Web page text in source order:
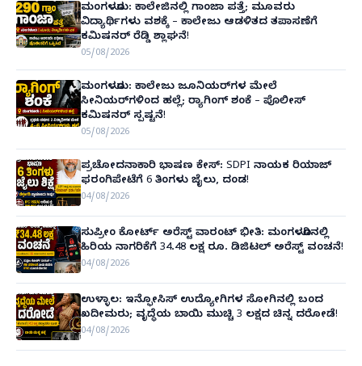
ಮಂಗಳೂರು: ಕಾಲೇಜಿನಲ್ಲಿ ಗಾಂಜಾ ಪತ್ತೆ; ಮೂವರು
ವಿದ್ಯಾರ್ಥಿಗಳು ವಶಕ್ಕೆ – ಕಾಲೇಜು ಆಡಳಿತದ ತಪಾಸಣೆಗೆ
ಕಮಿಷನರ್ ರೆಡ್ಡಿ ಶ್ಲಾಘನೆ!
05/08/2026
ಮಂಗಳೂರು: ಕಾಲೇಜು ಜೂನಿಯರ್‌ಗಳ ಮೇಲೆ
ಸೀನಿಯರ್‌ಗಳಿಂದ ಹಲ್ಲೆ; ರ‌್ಯಾಗಿಂಗ್ ಶಂಕೆ – ಪೊಲೀಸ್
ಕಮಿಷನರ್ ಸ್ಪಷ್ಟನೆ!
05/08/2026
ಪ್ರಚೋದನಾಕಾರಿ ಭಾಷಣ ಕೇಸ್: SDPI ನಾಯಕ ರಿಯಾಜ್
ಫರಂಗಿಪೇಟೆಗೆ 6 ತಿಂಗಳು ಜೈಲು, ದಂಡ!
04/08/2026
ಸುಪ್ರೀಂ ಕೋರ್ಟ್ ಅರೆಸ್ಟ್ ವಾರಂಟ್ ಭೀತಿ: ಮಂಗಳೂರಿನಲ್ಲಿ
ಹಿರಿಯ ನಾಗರಿಕೆಗೆ 34.48 ಲಕ್ಷ ರೂ. ಡಿಜಿಟಲ್ ಅರೆಸ್ಟ್ ವಂಚನೆ!
04/08/2026
ಉಳ್ಳಾಲ: ಇನ್ಫೋಸಿಸ್ ಉದ್ಯೋಗಿಗಳ ಸೋಗಿನಲ್ಲಿ ಬಂದ
ಖದೀಮರು; ವೃದ್ಧೆಯ ಬಾಯಿ ಮುಚ್ಚಿ 3 ಲಕ್ಷದ ಚಿನ್ನ ದರೋಡೆ!
04/08/2026